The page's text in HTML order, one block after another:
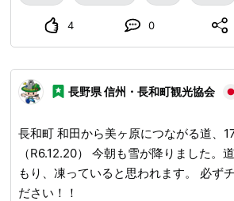
4 0
長野県 信州・長和町観光協会
長和町 和田から美ヶ原につながる道、
（R6.12.20） 今朝も雪が降りました。
もり、凍っていると思われます。 必ず
ださい！！